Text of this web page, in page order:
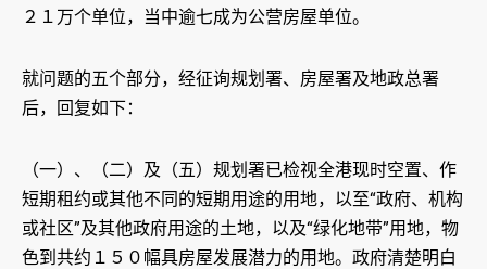
２１万个单位，当中逾七成为公营房屋单位。
就问题的五个部分，经征询规划署、房屋署及地政总署
后，回复如下：
（一）、（二）及（五）规划署已检视全港现时空置、作
短期租约或其他不同的短期用途的用地，以至“政府、机构
或社区”及其他政府用途的土地，以及“绿化地带”用地，物
色到共约１５０幅具房屋发展潜力的用地。政府清楚明白